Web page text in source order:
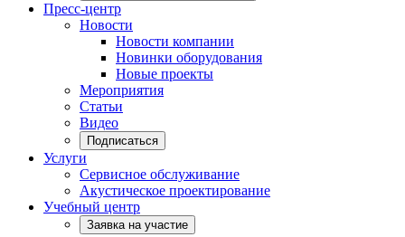
Пресс-центр
Новости
Новости компании
Новинки оборудования
Новые проекты
Мероприятия
Статьи
Видео
Подписаться
Услуги
Сервисное обслуживание
Акустическое проектирование
Учебный центр
Заявка на участие